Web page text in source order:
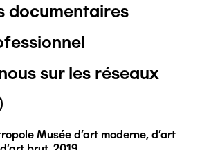
documentaires
sur les réseaux
Musée d'art moderne, d'art